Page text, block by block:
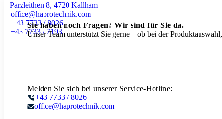
Parzleithen 8, 4720 Kallham
office@haprotechnik.com
+43 7733 / 8026
+43 7733 / 7193
Sie haben noch Fragen? Wir sind für Sie da.
Unser Team unterstützt Sie gerne – ob bei der
Melden Sie sich bei unserer Service-Hotline:
+43 7733 / 8026
office@haprotechnik.com